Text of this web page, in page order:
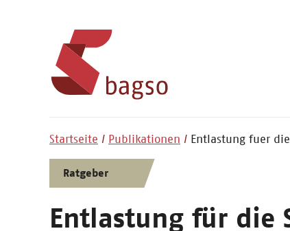
Startseite Publikationen Entlastung fuer
Ratgeber
Entlastung für die